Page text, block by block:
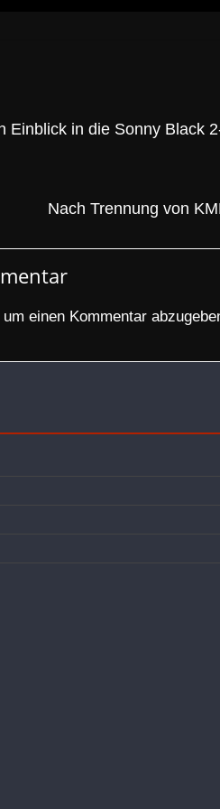
Einblick in die Sonny Black
Nach Trennung von
einen Kommentar